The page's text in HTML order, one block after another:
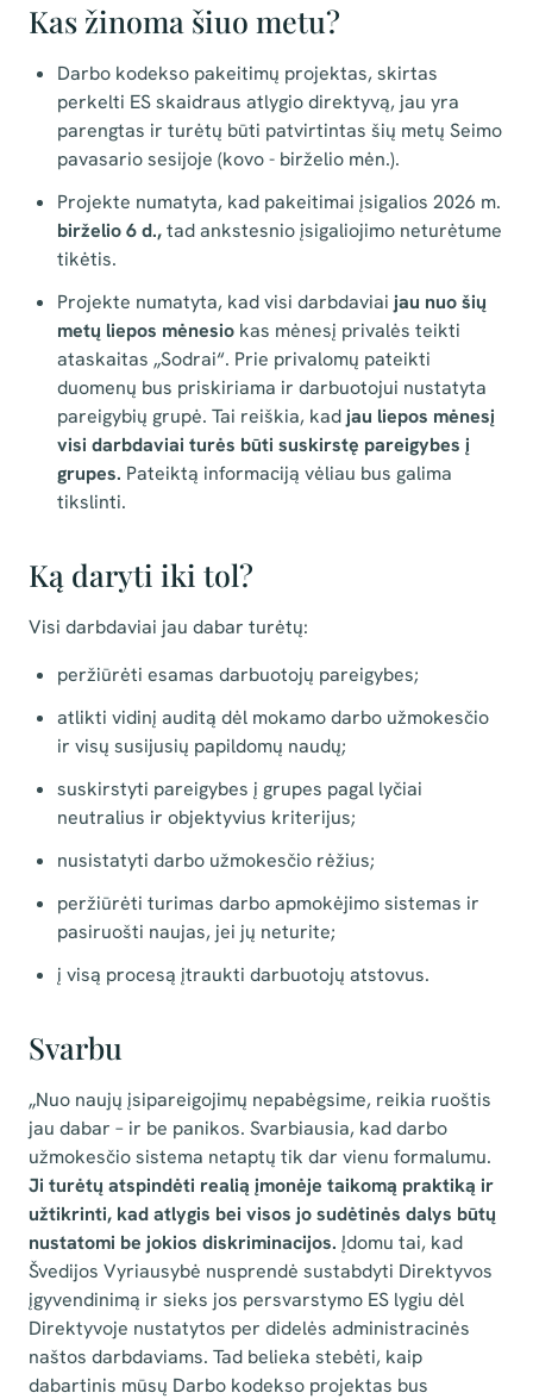
Kas žinoma šiuo metu?
Darbo kodekso pakeitimų projektas, skirtas
perkelti ES skaidraus atlygio direktyvą, jau yra
parengtas ir turėtų būti patvirtintas šių metų Seimo
pavasario sesijoje (kovo - birželio mėn.).
Projekte numatyta, kad pakeitimai įsigalios 2026 m.
birželio 6 d.,tad ankstesnio įsigaliojimo neturėtume
tikėtis.
Projekte numatyta, kad visi darbdaviai jau nuo šių
metų liepos mėnesio kas mėnesį privalės teikti
ataskaitas „Sodrai“. Prie privalomų pateikti
duomenų bus priskiriama ir darbuotojui nustatyta
pareigybių grupė. Tai reiškia, kad jau liepos mėnesį
visi darbdaviai turės būti suskirstę pareigybes į
grupes. Pateiktą informaciją vėliau bus galima
tikslinti.
Ką daryti iki tol?
Visi darbdaviai jau dabar turėtų:
peržiūrėti esamas darbuotojų pareigybes;
atlikti vidinį auditą dėl mokamo darbo užmokesčio
ir visų susijusių papildomų naudų;
suskirstyti pareigybes į grupes pagal lyčiai
neutralius ir objektyvius kriterijus;
nusistatyti darbo užmokesčio rėžius;
peržiūrėti turimas darbo apmokėjimo sistemas ir
pasiruošti naujas, jei jų neturite;
į visą procesą įtraukti darbuotojų atstovus.
Svarbu
„Nuo naujų įsipareigojimų nepabėgsime, reikia ruoštis
jau dabar – ir be panikos. Svarbiausia, kad darbo
užmokesčio sistema netaptų tik dar vienu formalumu.
Ji turėtų atspindėti realią įmonėje taikomą praktiką ir
užtikrinti, kad atlygis bei visos jo sudėtinės dalys būtų
nustatomi be jokios diskriminacijos. Įdomu tai, kad
Švedijos Vyriausybė nusprendė sustabdyti Direktyvos
įgyvendinimą ir sieks jos persvarstymo ES lygiu dėl
Direktyvoje nustatytos per didelės administracinės
naštos darbdaviams. Tad belieka stebėti, kaip
dabartinis mūsų Darbo kodekso projektas bus